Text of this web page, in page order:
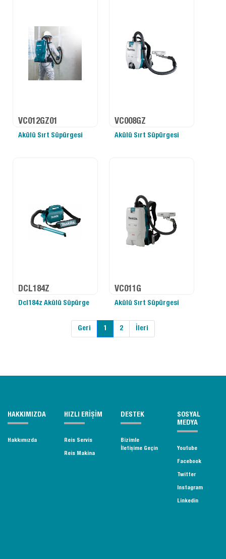
VC012GZ01
Akülü Sırt Süpürgesi
VC008GZ
Akülü Sırt Süpürgesi
DCL184Z
Dcl184z Akülü Süpürge
VC011G
Akülü Sırt Süpürgesi
Geri 1 2 İleri
HAKKIMIZDA
Hakkımızda
HIZLI ERİŞİM
Reis Servis
Reis Makina
DESTEK
Bizimle
İletişime Geçin
SOSYAL
MEDYA
Youtube
Facebook
Twitter
Instagram
Linkedin